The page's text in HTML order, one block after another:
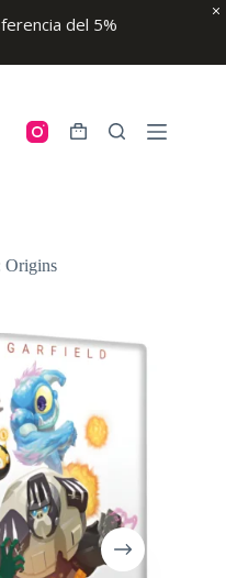
del 5%
Shopping
Origins